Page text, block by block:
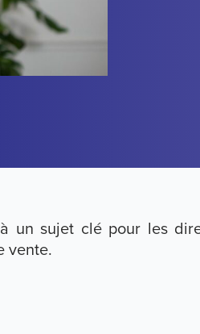
un sujet clé pour les
vente.